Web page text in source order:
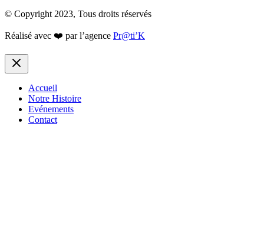
© Copyright 2023, Tous droits réservés
Réalisé avec ❤️ par l’agence Pr@ti’K
Accueil
Notre Histoire
Evénements
Contact